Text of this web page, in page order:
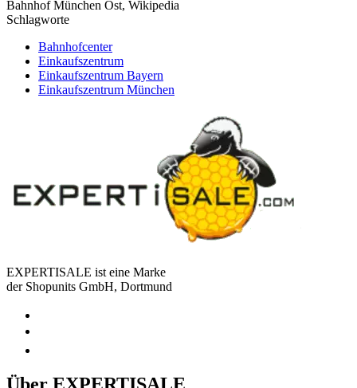
Bahnhof München Ost, Wikipedia
Schlagworte
Bahnhofcenter
Einkaufszentrum
Einkaufszentrum Bayern
Einkaufszentrum München
EXPERTISALE ist eine Marke
der Shopunits GmbH, Dortmund
Über EXPERTISALE